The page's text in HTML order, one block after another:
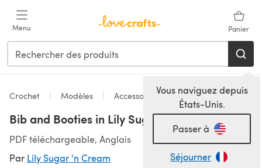
Menu Panier
Vous naviguez depuis
États-Unis.
Passer à
Séjourner
Crochet Modèles Accessoires
Bib and Booties in Lily Sugar 'n Cream Solids
PDF téléchargeable, Anglais
Par Lily Sugar 'n Cream